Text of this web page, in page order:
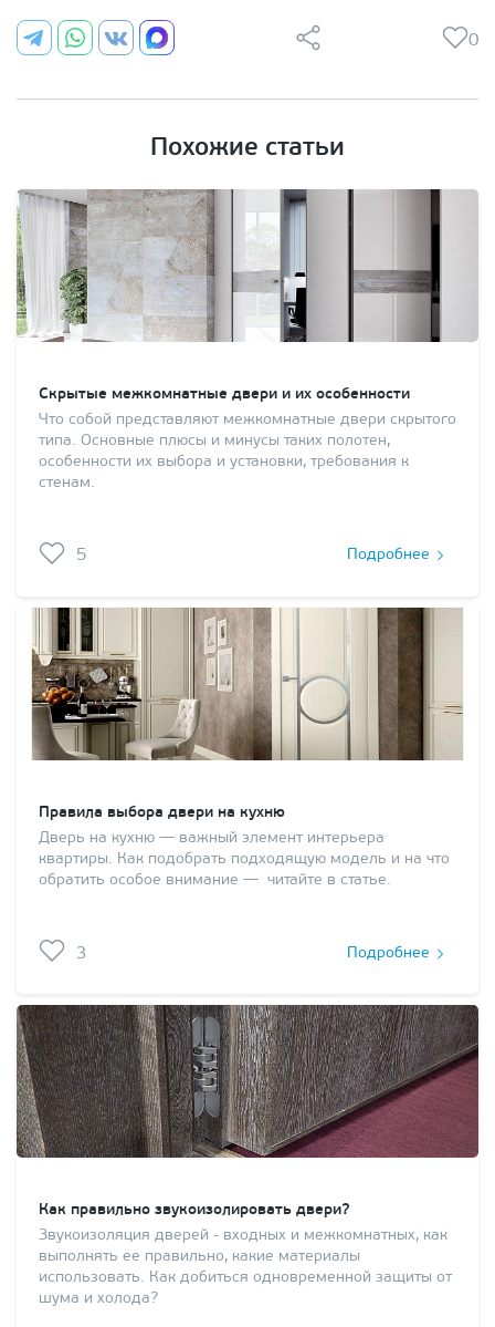
0
Похожие статьи
Скрытые межкомнатные двери и их особенности
Что собой представляют межкомнатные двери скрытого
типа. Основные плюсы и минусы таких полотен,
особенности их выбора и установки, требования к
стенам.
5 Подробнее
Правила выбора двери на кухню
Дверь на кухню — важный элемент интерьера
квартиры. Как подобрать подходящую модель и на что
обратить особое внимание — читайте в статье.
3 Подробнее
Как правильно звукоизолировать двери?
Звукоизоляция дверей - входных и межкомнатных, как
выполнять ее правильно, какие материалы
использовать. Как добиться одновременной защиты от
шума и холода?